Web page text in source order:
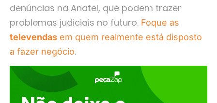
denúncias na Anatel, que podem trazer
problemas judiciais no futuro. Foque as
televendas em quem realmente está disposto
a fazer negócio.